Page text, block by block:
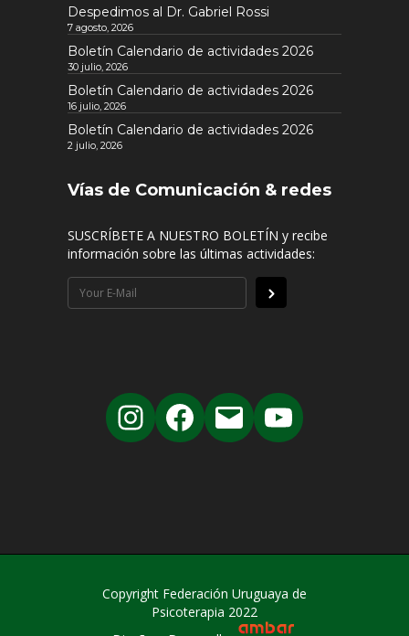
Despedimos al Dr. Gabriel Rossi
7 agosto, 2026
Boletín Calendario de actividades 2026
30 julio, 2026
Boletín Calendario de actividades 2026
16 julio, 2026
Boletín Calendario de actividades 2026
2 julio, 2026
Vías de Comunicación & redes
SUSCRÍBETE A NUESTRO BOLETÍN y recibe
información sobre las últimas actividades:
Copyright Federación Uruguaya de
Psicoterapia 2022